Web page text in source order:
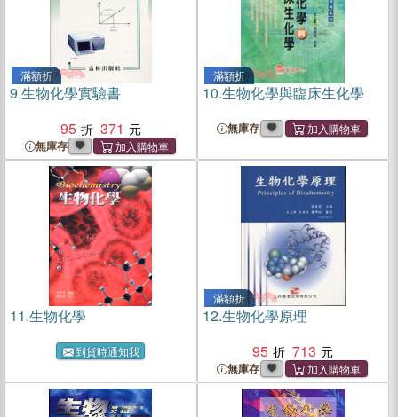
滿額折
9.生物化學實驗書
95
371
無庫存
滿額折
10.生物化學與臨床生化學
無庫存
11.生物化學
到貨時通知我
滿額折
12.生物化學原理
95
713
無庫存